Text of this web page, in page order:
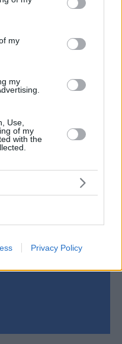
its third-party tags to
in below Google
my
my
Use,
of my
with the
Privacy Policy
must επίσκεψη σε έναν
προορισμούς των